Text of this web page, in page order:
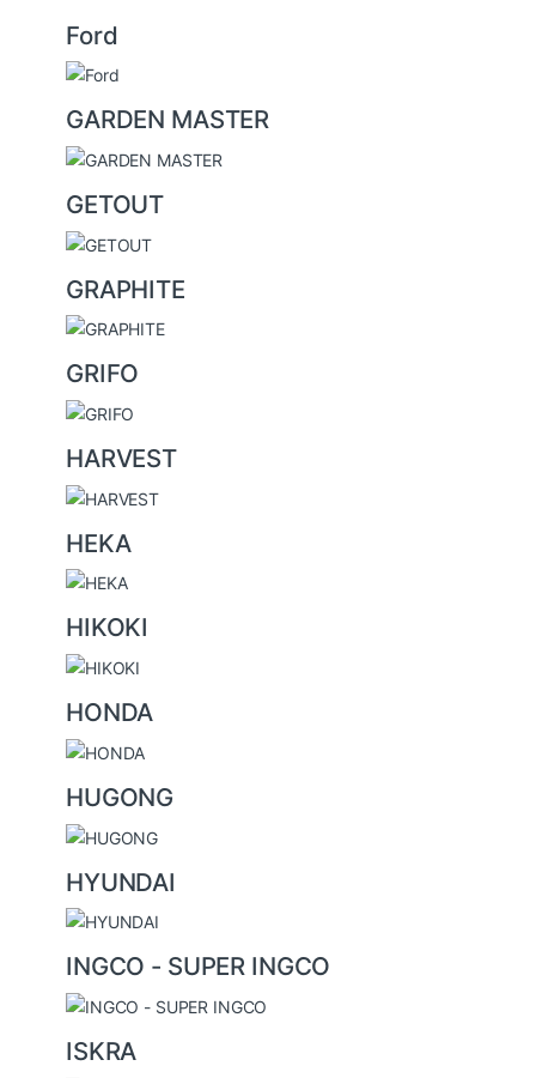
Ford
GARDEN MASTER
GETOUT
GRAPHITE
GRIFO
HARVEST
HEKA
HIKOKI
HONDA
HUGONG
HYUNDAI
INGCO - SUPER INGCO
ISKRA